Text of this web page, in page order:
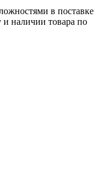
в поставке
наличии товара по